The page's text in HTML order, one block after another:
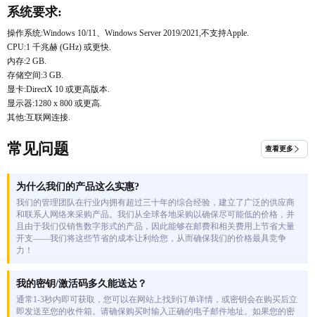
系统要求:
操作系统:Windows 10/11、Windows Server 2019/2021,不支持Apple.
CPU:1 千兆赫 (GHz) 或更快.
内存:2 GB.
存储空间:3 GB.
显卡:DirectX 10 或更高版本.
显示器:1280 x 800 或更高.
其他:互联网连接.
常见问题 查看更多
为什么我们的产品这么实惠?
我们的管理团队在行业内拥有超过三十年的综合经验，建立了广泛的供应商
和联系人网络来采购产品。我们从全球各地采购以确保尽可能低的价格，并
且由于我们仅销售数字形式的产品，因此能够在邮费和相关费用上节省大量
开支——我们将这些节省的成本让利给您，从而确保我们的价格最具竞争
力！
我的密钥/激活码多久能送达？
通常1-3秒内即可获取，您可以在网站上找到订单详情，或密钥会在购买后立
即发送至您的收件箱。请确保购买时输入正确的电子邮件地址。如果您的密